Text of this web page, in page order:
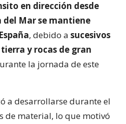
en dirección desde
del Mar se mantiene
, debido a sucesivos
y rocas de gran
la jornada de este
a desarrollarse durante el
de material, lo que motivó